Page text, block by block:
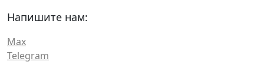
Напишите нам:
Max
Telegram